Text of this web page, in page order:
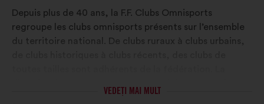
MAKE.ORGCLUBS
OMNISPORTS
ORGANIZAȚIEI:
Depuis plus de 40 ans, la F.F. Clubs Omnisports
regroupe les clubs omnisports présents sur l’ensemble
du territoire national. De clubs ruraux à clubs urbains,
sport en proximité. Aujourd'hui, la fédération
VEDEȚI MAI MULT